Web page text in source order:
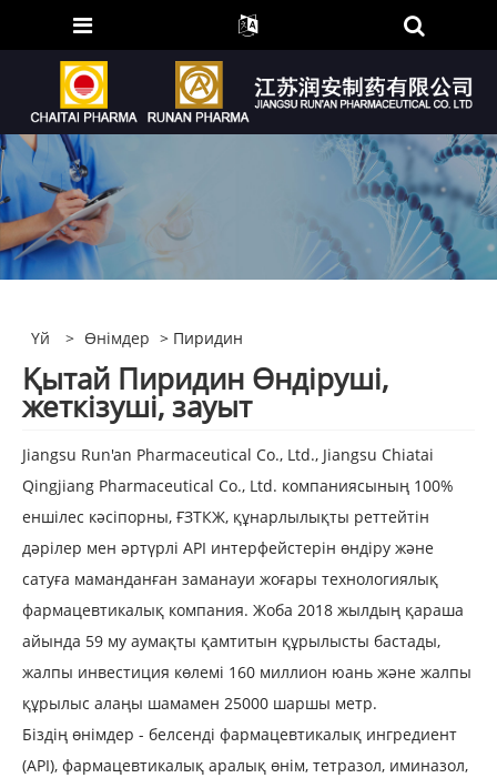
Үй > Өнімдер > Пиридин
Қытай Пиридин Өндіруші,
жеткізуші, зауыт
Jiangsu Run'an Pharmaceutical Co., Ltd., Jiangsu Chiatai
Qingjiang Pharmaceutical Co., Ltd. компаниясының 100%
еншілес кәсіпорны, ҒЗТКЖ, құнарлылықты реттейтін
дәрілер мен әртүрлі API интерфейстерін өндіру және
сатуға маманданған заманауи жоғары технологиялық
фармацевтикалық компания. Жоба 2018 жылдың қараша
айында 59 му аумақты қамтитын құрылысты бастады,
жалпы инвестиция көлемі 160 миллион юань және жалпы
құрылыс алаңы шамамен 25000 шаршы метр.
Біздің өнімдер - белсенді фармацевтикалық ингредиент
(API), фармацевтикалық аралық өнім, тетразол, иминазол,